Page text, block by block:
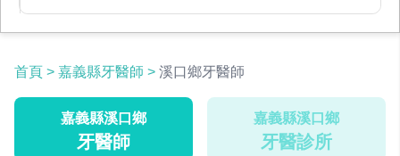
首頁 > 嘉義縣牙醫師 > 溪口鄉牙醫師
嘉義縣溪口鄉
牙醫師
嘉義縣溪口鄉
牙醫診所